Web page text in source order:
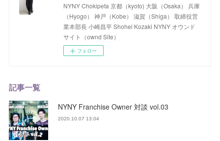
NYNY Chokipeta 京都（kyoto) 大阪（Osaka） 兵庫
（Hyogo） 神戸（Kobe） 滋賀（Shiga） 取締役営
業本部長 小崎昌平 Shohei Kozaki NYNY オウンド
サイト（ownd Site）
フォロー
記事一覧
NYNY Franchise Owner 対談 vol.03
2020.10.07 13:04